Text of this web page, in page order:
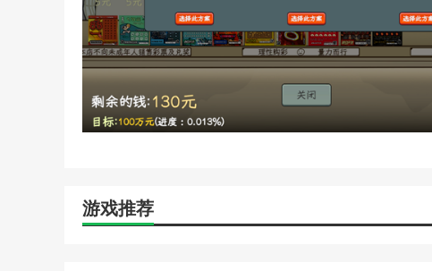
9、50元——大金龙
10、50元——超级6
四、新增彩票模式新动画
本站为您提供中国式网游 彩票手游的 手机游戏 ，欢迎大
游戏推荐